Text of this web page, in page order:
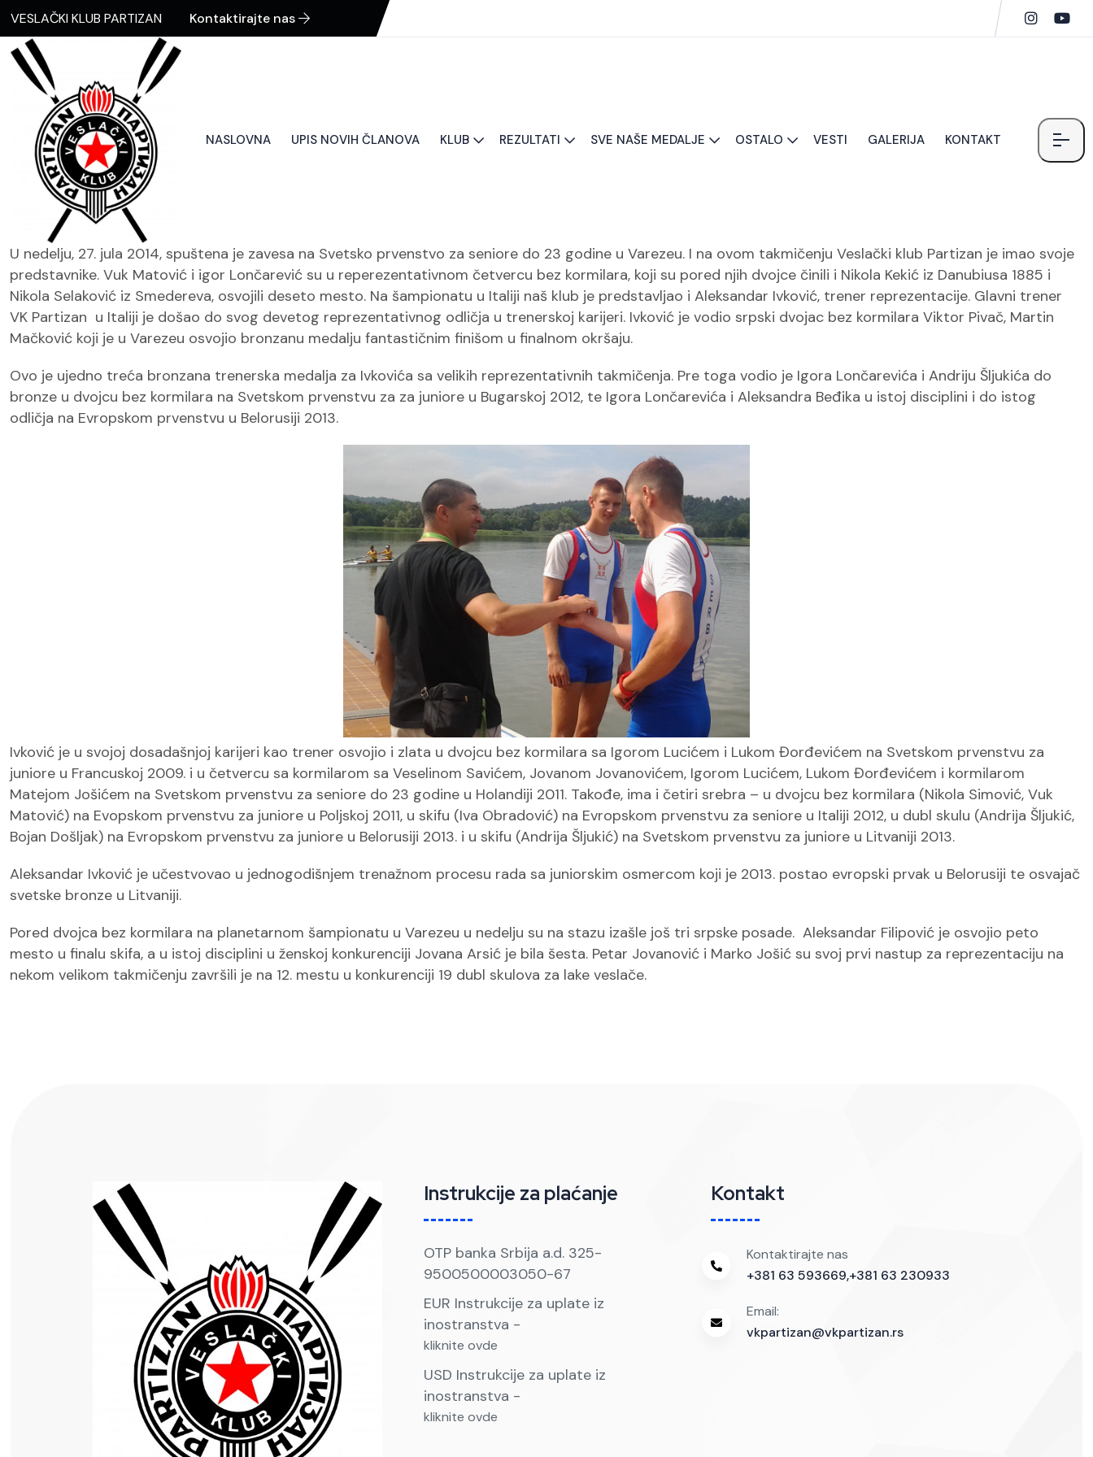
VESLAČKI KLUB PARTIZAN Kontaktirajte nas
NASLOVNA UPIS NOVIH ČLANOVA KLUB REZULTATI SVE NAŠE MEDALJE OSTALO VESTI GALERIJA KONTAKT
U nedelju, 27. jula 2014, spuštena je zavesa na Svetsko prvenstvo za seniore do 23 godine u Varezeu. I na ovom takmičenju Veslački klub Partizan je imao svoje
predstavnike. Vuk Matović i igor Lončarević su u reperezentativnom četvercu bez kormilara, koji su pored njih dvojce činili i Nikola Kekić iz Danubiusa 1885 i
Nikola Selaković iz Smedereva, osvojili deseto mesto. Na šampionatu u Italiji naš klub je predstavljao i Aleksandar Ivković, trener reprezentacije. Glavni trener
VK Partizan u Italiji je došao do svog devetog reprezentativnog odličja u trenerskoj karijeri. Ivković je vodio srpski dvojac bez kormilara Viktor Pivač, Martin
Mačković koji je u Varezeu osvojio bronzanu medalju fantastičnim finišom u finalnom okršaju.
Ovo je ujedno treća bronzana trenerska medalja za Ivkovića sa velikih reprezentativnih takmičenja. Pre toga vodio je Igora Lončarevića i Andriju Šljukića do
bronze u dvojcu bez kormilara na Svetskom prvenstvu za za juniore u Bugarskoj 2012, te Igora Lončarevića i Aleksandra Beđika u istoj disciplini i do istog
odličja na Evropskom prvenstvu u Belorusiji 2013.
Ivković je u svojoj dosadašnjoj karijeri kao trener osvojio i zlata u dvojcu bez kormilara sa Igorom Lucićem i Lukom Đorđevićem na Svetskom prvenstvu za
juniore u Francuskoj 2009. i u četvercu sa kormilarom sa Veselinom Savićem, Jovanom Jovanovićem, Igorom Lucićem, Lukom Đorđevićem i kormilarom
Matejom Jošićem na Svetskom prvenstvu za seniore do 23 godine u Holandiji 2011. Takođe, ima i četiri srebra – u dvojcu bez kormilara (Nikola Simović, Vuk
Matović) na Evopskom prvenstvu za juniore u Poljskoj 2011, u skifu (Iva Obradović) na Evropskom prvenstvu za seniore u Italiji 2012, u dubl skulu (Andrija Šljukić,
Bojan Došljak) na Evropskom prvenstvu za juniore u Belorusiji 2013. i u skifu (Andrija Šljukić) na Svetskom prvenstvu za juniore u Litvaniji 2013.
Aleksandar Ivković je učestvovao u jednogodišnjem trenažnom procesu rada sa juniorskim osmercom koji je 2013. postao evropski prvak u Belorusiji te osvajač
svetske bronze u Litvaniji.
Pored dvojca bez kormilara na planetarnom šampionatu u Varezeu u nedelju su na stazu izašle još tri srpske posade. Aleksandar Filipović je osvojio peto
mesto u finalu skifa, a u istoj disciplini u ženskoj konkurenciji Jovana Arsić je bila šesta. Petar Jovanović i Marko Jošić su svoj prvi nastup za reprezentaciju na
nekom velikom takmičenju završili je na 12. mestu u konkurenciji 19 dubl skulova za lake veslače.
Instrukcije za plaćanje
OTP banka Srbija a.d. 325-
9500500003050-67
EUR Instrukcije za uplate iz
inostranstva -
kliknite ovde
USD Instrukcije za uplate iz
inostranstva -
kliknite ovde
Kontakt
Kontaktirajte nas
+381 63 593669,+381 63 230933
Email:
vkpartizan@vkpartizan.rs